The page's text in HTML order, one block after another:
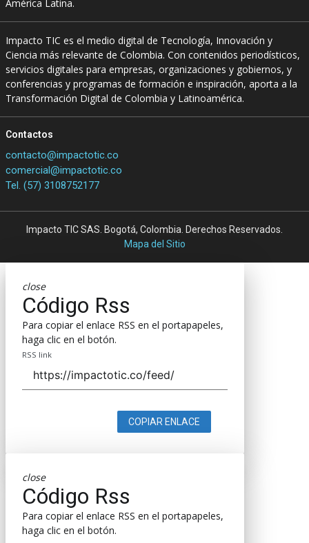
América Latina.
Impacto TIC es el medio digital de Tecnología, Innovación y
Ciencia más relevante de Colombia. Con contenidos periodísticos,
servicios digitales para empresas, organizaciones y gobiernos, y
conferencias y programas de formación e inspiración, aporta a la
Transformación Digital de Colombia y Latinoamérica.
Contactos
contacto@impactotic.co
comercial@impactotic.co
Tel. (57) 3108752177
Impacto TIC SAS. Bogotá, Colombia. Derechos Reservados.
Mapa del Sitio
close
Código Rss
Para copiar el enlace RSS en el portapapeles,
haga clic en el botón.
RSS link
COPIAR ENLACE
close
Código Rss
Para copiar el enlace RSS en el portapapeles,
haga clic en el botón.